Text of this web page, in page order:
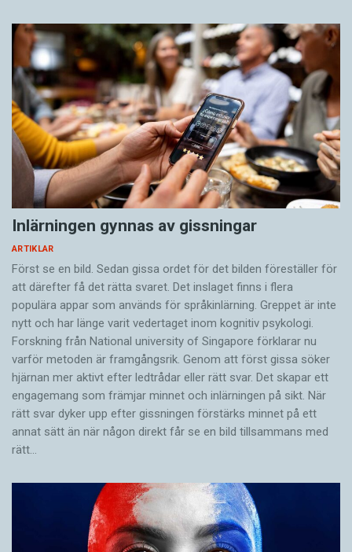
Inlärningen gynnas av gissningar
ARTIKLAR
Först se en bild. Sedan gissa ordet för det bilden föreställer för
att därefter få det rätta svaret. Det inslaget finns i flera
populära appar som används för språkinlärning. Greppet är inte
nytt och har länge varit vedertaget inom kognitiv psykologi.
Forskning från National university of Singa­pore förklarar nu
varför metoden är framgångsrik. Genom att först gissa ­söker
hjärnan mer aktivt ­efter ledtrådar eller rätt svar. Det skapar ett
engagemang som främjar minnet och inlärningen på sikt. När
rätt svar dyker upp efter gissningen förstärks minnet på ett
annat sätt än när någon direkt får se en bild tillsammans med
rätt…